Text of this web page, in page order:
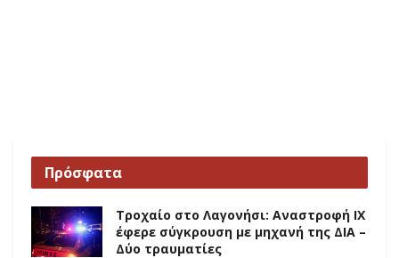
Πρόσφατα
Τροχαίο στο Λαγονήσι: Αναστροφή ΙΧ
έφερε σύγκρουση με μηχανή της ΔΙΑ –
Δύο τραυματίες